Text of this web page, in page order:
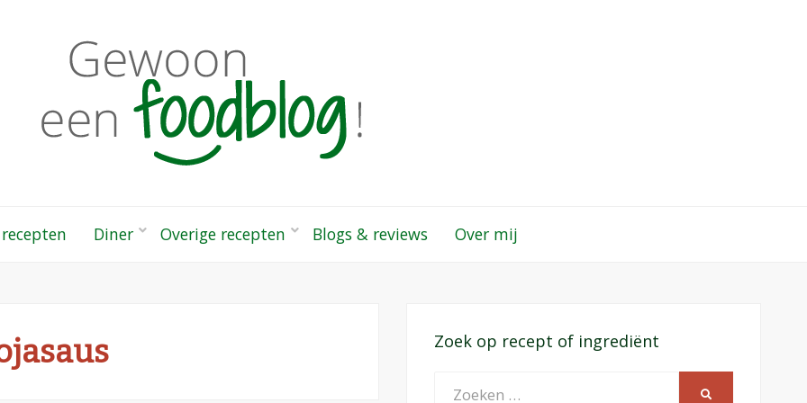
Diner Overige recepten Blogs & reviews Over mij
Zoek op recept of ingrediënt